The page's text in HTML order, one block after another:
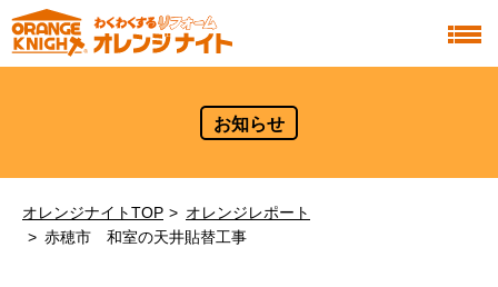
お知らせ
オレンジナイトTOP
オレンジレポート
赤穂市 和室の天井貼替工事